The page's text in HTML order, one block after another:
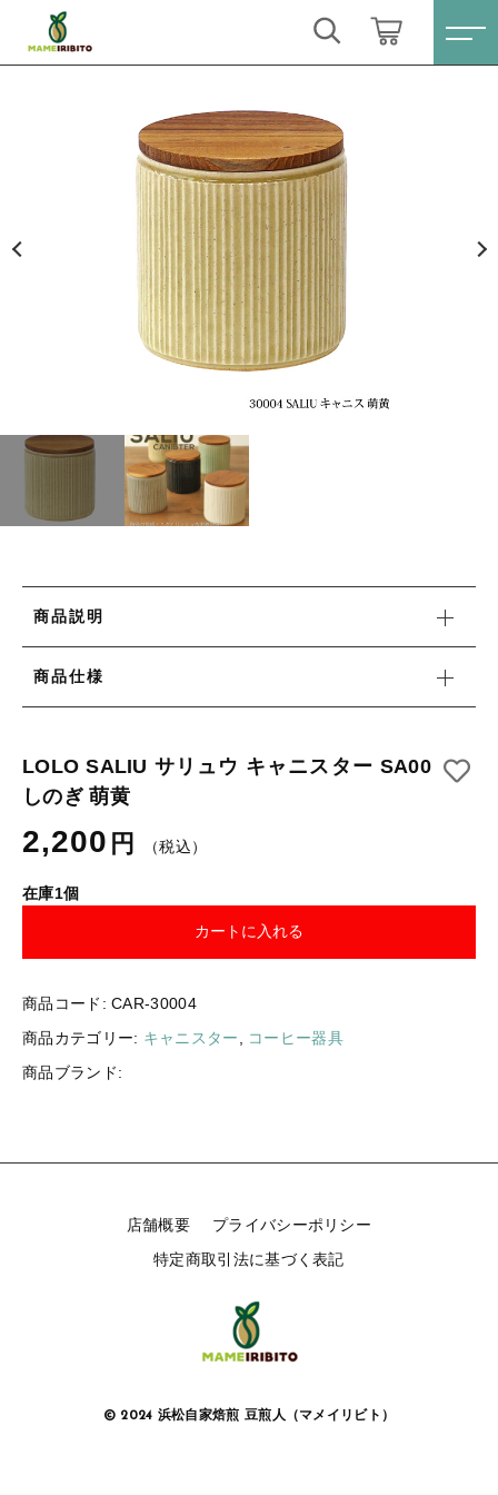
商品説明
商品仕様
LOLO SALIU サリュウ キャニスター SA00
しのぎ 萌黄
2,200 円 （税込）
在庫1個
カートに入れる
商品コード:CAR-30004
商品カテゴリー: キャニスター, コーヒー器具
商品ブランド:
店舗概要
プライバシーポリシー
特定商取引法に基づく表記
© 2024 浜松自家焙煎 豆煎人（マメイリビト）
カートに商品を追加しました
LOLO SALIU サリュウ キャニスター SA00 し
のぎ 萌黄
数量
2,200円 （税込）
ショッピングを続ける
カートを確認する
お気に入り
すべての商品
Sale(セール)
ブレンドコーヒー
月別商品ラインナップ
新着商品
当店について
お知らせ
ブログ
すべて
Sale(セール)
おススメ商品
コーヒー豆シングル
ブレンドコーヒー
月別商品ラインナップ
コーヒー器具
その他
キーワード検索
こだわり検索
価格帯
～